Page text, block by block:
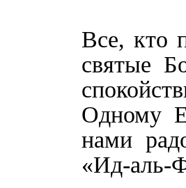
Все, кто
святые
Одному
нами
«Ид-аль-